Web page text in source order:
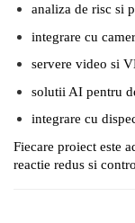
analiza de risc si
integrare cu
servere video si
solutii AI pentru
integrare cu
Fiecare proiect este
reactie redus si